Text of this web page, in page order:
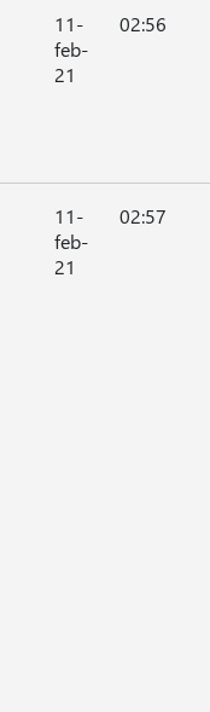
11-
feb-
21
02:56
11-
feb-
21
02:57